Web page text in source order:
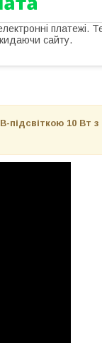
платежі.
сайту.
підсвіткою 10 Вт